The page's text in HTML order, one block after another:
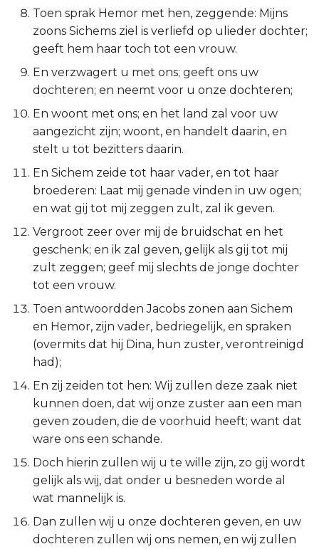
Titus
Filémon
Jakobus
1 Petrus
2 Petrus
1 Johannes
2 Johannes
3 Johannes
Judas
Openbaring
Toen sprak Hemor met hen, zeggende: Mijns
zoons Sichems ziel is verliefd op ulieder dochter;
geeft hem haar toch tot een vrouw.
En verzwagert u met ons; geeft ons uw
dochteren; en neemt voor u onze dochteren;
En woont met ons; en het land zal voor uw
aangezicht zijn; woont, en handelt daarin, en
stelt u tot bezitters daarin.
En Sichem zeide tot haar vader, en tot haar
broederen: Laat mij genade vinden in uw ogen;
en wat gij tot mij zeggen zult, zal ik geven.
Vergroot zeer over mij de bruidschat en het
geschenk; en ik zal geven, gelijk als gij tot mij
zult zeggen; geef mij slechts de jonge dochter
tot een vrouw.
Toen antwoordden Jacobs zonen aan Sichem
en Hemor, zijn vader, bedriegelijk, en spraken
(overmits dat hij Dina, hun zuster, verontreinigd
had);
En zij zeiden tot hen: Wij zullen deze zaak niet
kunnen doen, dat wij onze zuster aan een man
geven zouden, die de voorhuid heeft; want dat
ware ons een schande.
Doch hierin zullen wij u te wille zijn, zo gij wordt
gelijk als wij, dat onder u besneden worde al
wat mannelijk is.
Dan zullen wij u onze dochteren geven, en uw
dochteren zullen wij ons nemen, en wij zullen